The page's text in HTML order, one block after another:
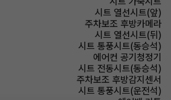
시트 열선시트(앞)
주차보조 후방카메라
시트 열선시트(뒤)
시트 통풍시트(동승석)
에어컨 공기청정기
시트 전동시트(동승석)
주차보조 후방감지센서
시트 통풍시트(운전석)